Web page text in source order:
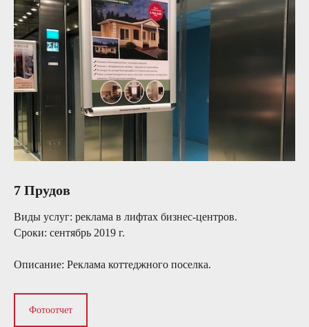
7 Прудов
Виды услуг: реклама в лифтах бизнес-центров.
Сроки: сентябрь 2019 г.
Описание: Реклама коттеджного поселка.
Фотоотчет